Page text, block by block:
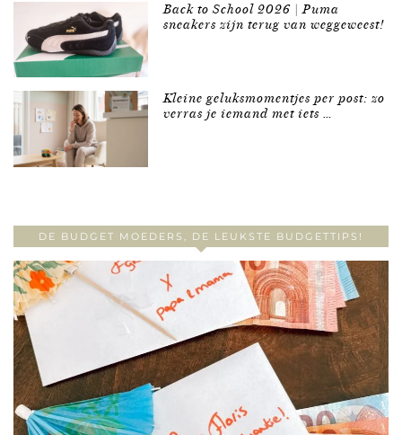
Back to School 2026 | Puma
sneakers zijn terug van weggeweest!
Kleine geluksmomentjes per post: zo
verras je iemand met iets …
DE BUDGET MOEDERS, DE LEUKSTE BUDGETTIPS!